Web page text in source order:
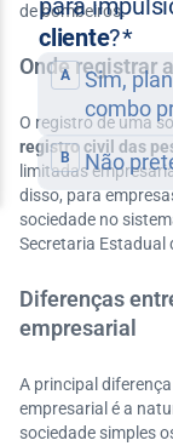
de bombeiros.
Onde registrar
O registro de uma
registro civil das
limitadas
disso, para
sociedade no
Secretaria Estadual
Diferenças
empresarial
A principal
empresarial é a
sociedade simples